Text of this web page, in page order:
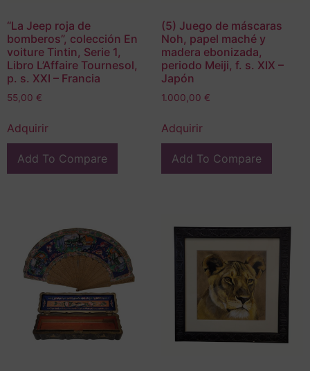
“La Jeep roja de
bomberos”, colección En
voiture Tintin, Serie 1,
Libro L’Affaire Tournesol,
p. s. XXI – Francia
55,00 €
Adquirir
Add To Compare
(5) Juego de máscaras
Noh, papel maché y
madera ebonizada,
periodo Meiji, f. s. XIX –
Japón
1.000,00 €
Adquirir
Add To Compare